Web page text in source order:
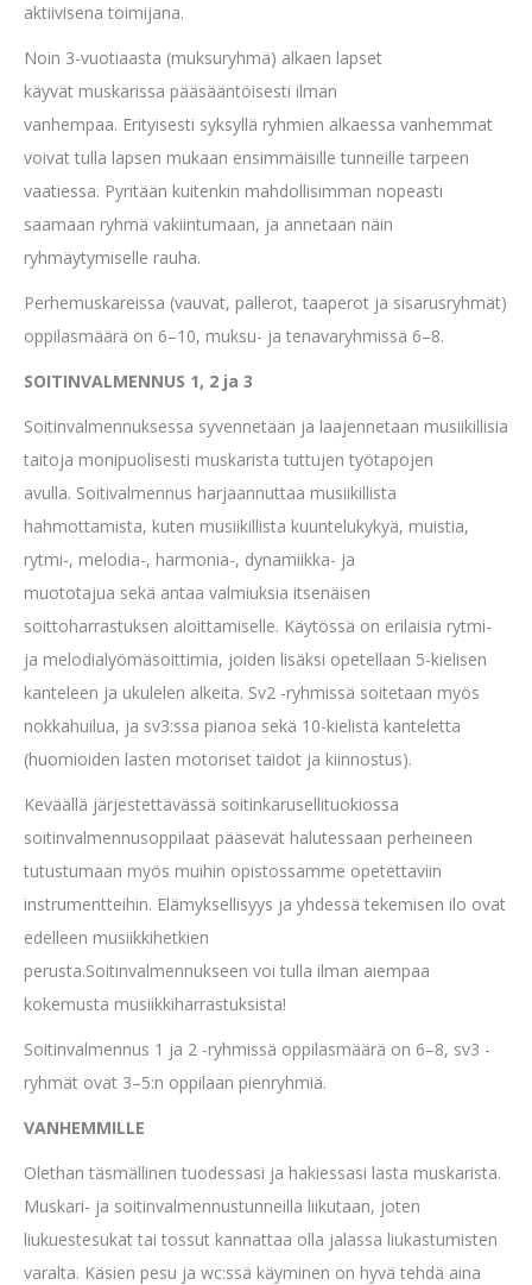
aktiivisena toimijana.
Noin 3-vuotiaasta (muksuryhmä) alkaen lapset
käyvät muskarissa pääsääntöisesti ilman
vanhempaa. Erityisesti syksyllä ryhmien alkaessa vanhemmat
voivat tulla lapsen mukaan ensimmäisille tunneille tarpeen
vaatiessa. Pyritään kuitenkin mahdollisimman nopeasti
saamaan ryhmä vakiintumaan, ja annetaan näin
ryhmäytymiselle rauha.
Perhemuskareissa (vauvat, pallerot, taaperot ja sisarusryhmät)
oppilasmäärä on 6–10, muksu- ja tenavaryhmissä 6–8.
SOITINVALMENNUS 1, 2 ja 3
Soitinvalmennuksessa syvennetään ja laajennetaan musiikillisia
taitoja monipuolisesti muskarista tuttujen työtapojen
avulla. Soitivalmennus harjaannuttaa musiikillista
hahmottamista, kuten musiikillista kuuntelukykyä, muistia,
rytmi-, melodia-, harmonia-, dynamiikka- ja
muototajua sekä antaa valmiuksia itsenäisen
soittoharrastuksen aloittamiselle. Käytössä on erilaisia rytmi-
ja melodialyömäsoittimia, joiden lisäksi opetellaan 5-kielisen
kanteleen ja ukulelen alkeita. Sv2 -ryhmissä soitetaan myös
nokkahuilua, ja sv3:ssa pianoa sekä 10-kielistä kanteletta
(huomioiden lasten motoriset taidot ja kiinnostus).
Keväällä järjestettävässä soitinkarusellituokiossa
soitinvalmennusoppilaat pääsevät halutessaan perheineen
tutustumaan myös muihin opistossamme opetettaviin
instrumentteihin. Elämyksellisyys ja yhdessä tekemisen ilo ovat
edelleen musiikkihetkien
perusta.Soitinvalmennukseen voi tulla ilman aiempaa
kokemusta musiikkiharrastuksista!
Soitinvalmennus 1 ja 2 -ryhmissä oppilasmäärä on 6–8, sv3 -
ryhmät ovat 3–5:n oppilaan pienryhmiä.
VANHEMMILLE
Olethan täsmällinen tuodessasi ja hakiessasi lasta muskarista.
Muskari- ja soitinvalmennustunneilla liikutaan, joten
liukuestesukat tai tossut kannattaa olla jalassa liukastumisten
varalta. Käsien pesu ja wc:ssä käyminen on hyvä tehdä aina